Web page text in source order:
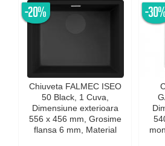
-20%
Chiuveta FALMEC ISEO
50 Black, 1 Cuva,
Dimensiune exterioara
556 x 456 mm, Grosime
flansa 6 mm, Material
-